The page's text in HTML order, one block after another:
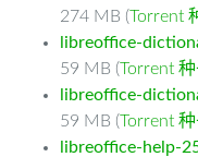
274 MB (Torrent
libreoffice-
59 MB (Torrent
libreoffice-
59 MB (Torrent
libreoffice-help-